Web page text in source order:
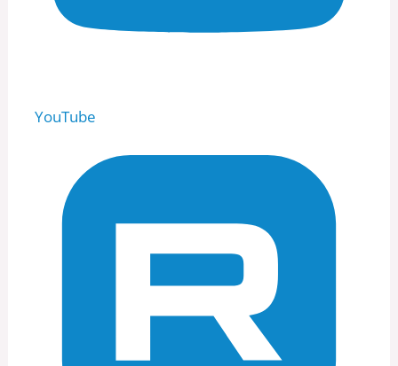
YouTube